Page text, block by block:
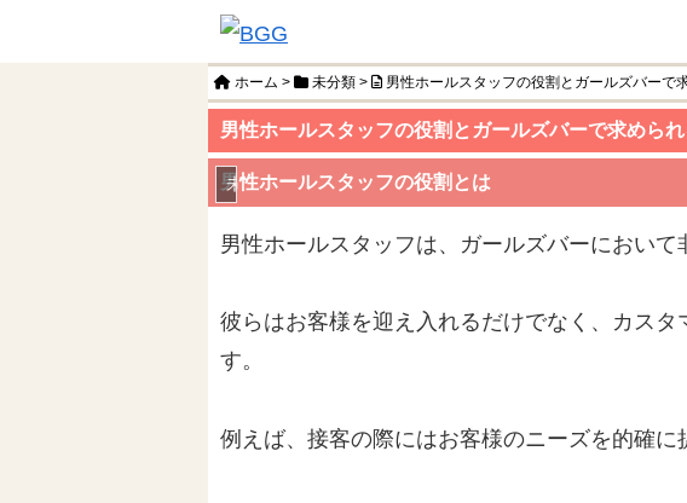
ホーム > 未分類 > 男性ホールスタッフの役割とガールズバーで
男性ホールスタッフの役割とガールズバーで求めら
未分類
男性ホールスタッフの役割とは
男性ホールスタッフは、ガールズバーにおいて
彼らはお客様を迎え入れるだけでなく、カス
す。
例えば、接客の際にはお客様のニーズを的確に